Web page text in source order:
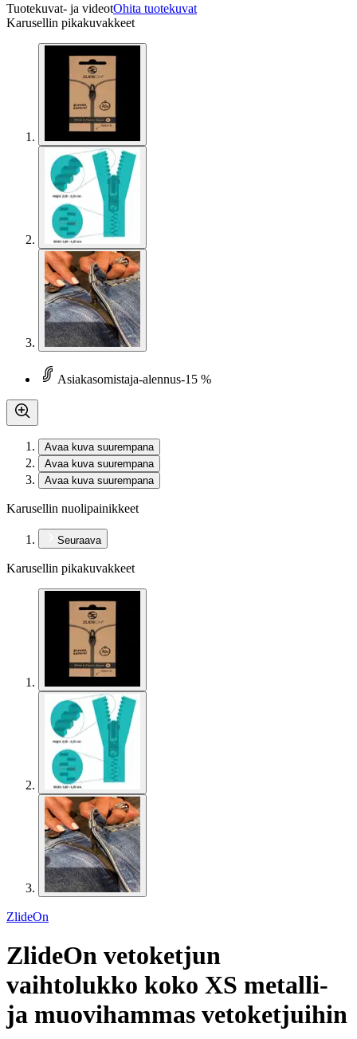
Tuotekuvat- ja videotOhita tuotekuvat
Karusellin pikakuvakkeet
Asiakasomistaja-alennus-15 %
Avaa kuva suurempana
Avaa kuva suurempana
Avaa kuva suurempana
Karusellin nuolipainikkeet
Seuraava
Karusellin pikakuvakkeet
ZlideOn
ZlideOn vetoketjun
vaihtolukko koko XS metalli-
ja muovihammas vetoketjuihin